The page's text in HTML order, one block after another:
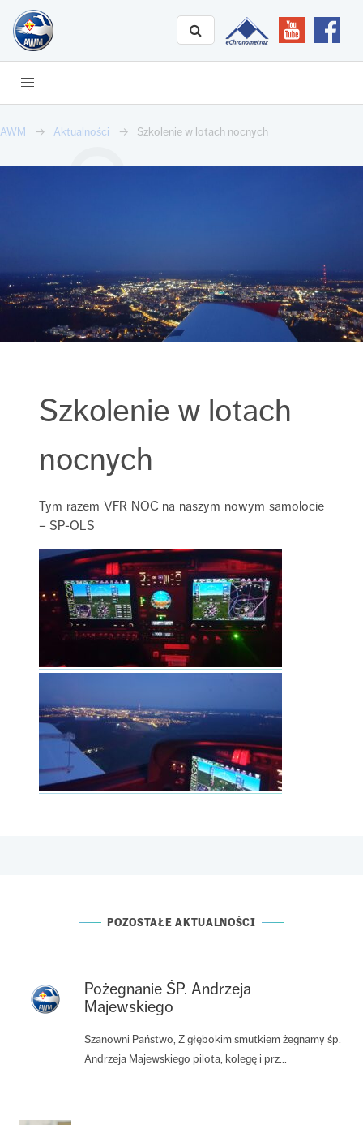
AWM Aktualności Szkolenie w lotach nocnych
Szkolenie w lotach
nocnych
Tym razem VFR NOC na naszym nowym samolocie
– SP-OLS
POZOSTAŁE AKTUALNOŚCI
Pożegnanie ŚP. Andrzeja
Majewskiego
Szanowni Państwo, Z głębokim smutkiem żegnamy śp.
Andrzeja Majewskiego pilota, kolegę i prz...